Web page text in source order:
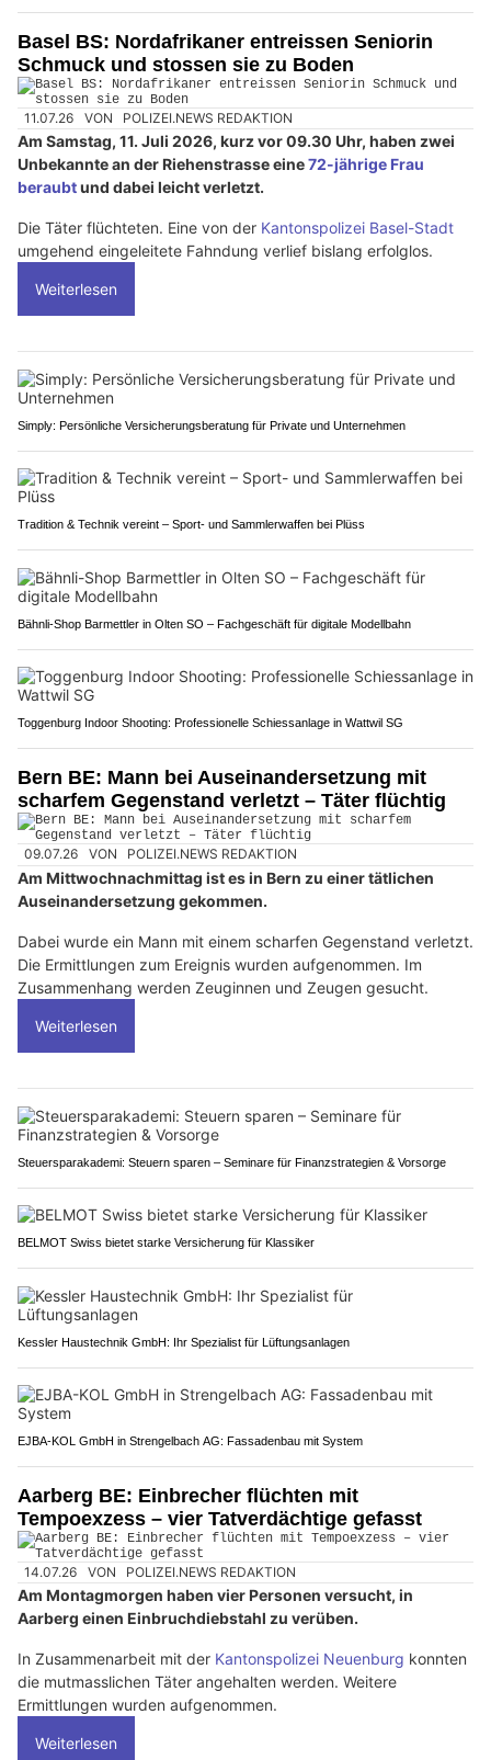
Basel BS: Nordafrikaner entreissen Seniorin
Schmuck und stossen sie zu Boden
11.07.26 VON POLIZEI.NEWS REDAKTION
Am Samstag, 11. Juli 2026, kurz vor 09.30 Uhr, haben zwei
Unbekannte an der Riehenstrasse eine72-jährige Frau
beraubtund dabei leicht verletzt.
Die Täter flüchteten. Eine von der Kantonspolizei Basel-Stadt
umgehend eingeleitete Fahndung verlief bislang erfolglos.
Weiterlesen
Simply: Persönliche Versicherungsberatung für Private und Unternehmen
Tradition & Technik vereint – Sport- und Sammlerwaffen bei Plüss
Bähnli-Shop Barmettler in Olten SO – Fachgeschäft für digitale Modellbahn
Toggenburg Indoor Shooting: Professionelle Schiessanlage in Wattwil SG
Bern BE: Mann bei Auseinandersetzung mit
scharfem Gegenstand verletzt – Täter flüchtig
09.07.26 VON POLIZEI.NEWS REDAKTION
Am Mittwochnachmittag ist es in Bern zu einer tätlichen
Auseinandersetzung gekommen.
Dabei wurde ein Mann mit einem scharfen Gegenstand verletzt.
Die Ermittlungen zum Ereignis wurden aufgenommen. Im
Zusammenhang werden Zeuginnen und Zeugen gesucht.
Weiterlesen
Steuersparakademi: Steuern sparen – Seminare für Finanzstrategien & Vorsorge
BELMOT Swiss bietet starke Versicherung für Klassiker
Kessler Haustechnik GmbH: Ihr Spezialist für Lüftungsanlagen
EJBA-KOL GmbH in Strengelbach AG: Fassadenbau mit System
Aarberg BE: Einbrecher flüchten mit
Tempoexzess – vier Tatverdächtige gefasst
14.07.26 VON POLIZEI.NEWS REDAKTION
Am Montagmorgen haben vier Personen versucht, in
Aarberg einen Einbruchdiebstahl zu verüben.
In Zusammenarbeit mit der Kantonspolizei Neuenburg konnten
die mutmasslichen Täter angehalten werden. Weitere
Ermittlungen wurden aufgenommen.
Weiterlesen